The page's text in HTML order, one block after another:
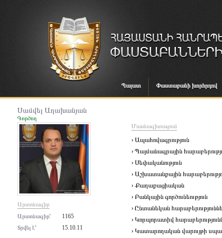
Պալատ Փաստաբանի խորհրդով
Սամվել Աղախանյան
Գործող
Արտոնագիր
Արտոնագիր՝
1165
Տրվել է՝
15.10.11
Մասնագիտացում
› Ապահովագրություն
› Պայմանագրային
› Սեփականություն
› Աշխատանքային
› Քաղաքացիական
› Բանկային գործունեություն
› Ընտանեկան
› Կորպորատիվ
› Կատարողական վարույթի